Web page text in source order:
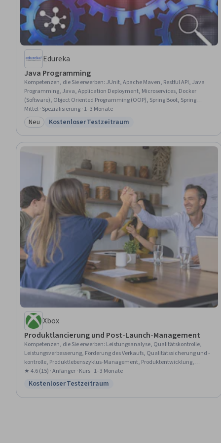
Edureka
Java Programming
Kompetenzen, die Sie erwerben: JUnit, Apache Maven, Restful API, Java
Programming, Java, Application Deployment, Microservices, Docker
(Software), Object Oriented Programming (OOP), Spring Boot, Spring
Framework, Containerization, CI/CD, Unit Testing, API Design, Application
Programming Interface (API), Hibernate (Java), Computer Programming,
Object Oriented Design, Programming Principles
Mittel · Spezialisierung · 1–3 Monate
Kategorie: Neu
Neu Status: Kostenloser Testzeitraum
Kostenloser Testzeitraum
Xbox
Produktlancierung und Post-Launch-Management
Kompetenzen, die Sie erwerben: Leistungsanalyse, Qualitätskontrolle,
Leistungsverbesserung, Förderung des Verkaufs, Qualitätssicherung und -
kontrolle, Produktlebenszyklus-Management, Produktentwicklung,
Leistungsmessung, Marketing-Strategien, Produktplanung,
Werbestrategien, Verkaufsstrategie, Entwicklung neuer Produkte, KI-
Datenanalyse, Produktmanagement, Produktmarketing,
★ 4.6 (15) · Anfänger · Kurs · 1–3 Monate
Status: Kostenloser Testzeitraum
Kostenloser Testzeitraum